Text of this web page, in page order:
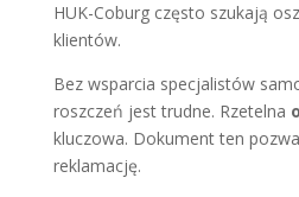
HUK-Coburg często szukają
klientów.
Bez wsparcia specjalistów
roszczeń jest trudne. Rzetelna
kluczowa. Dokument ten
reklamację.